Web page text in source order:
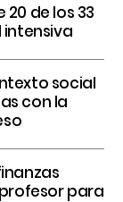
de los 33
intensiva
social
con la
para